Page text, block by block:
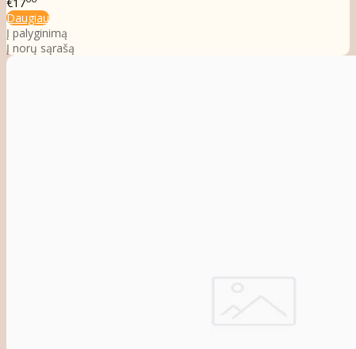
Daugiau
Į palyginimą
Į norų sąrašą